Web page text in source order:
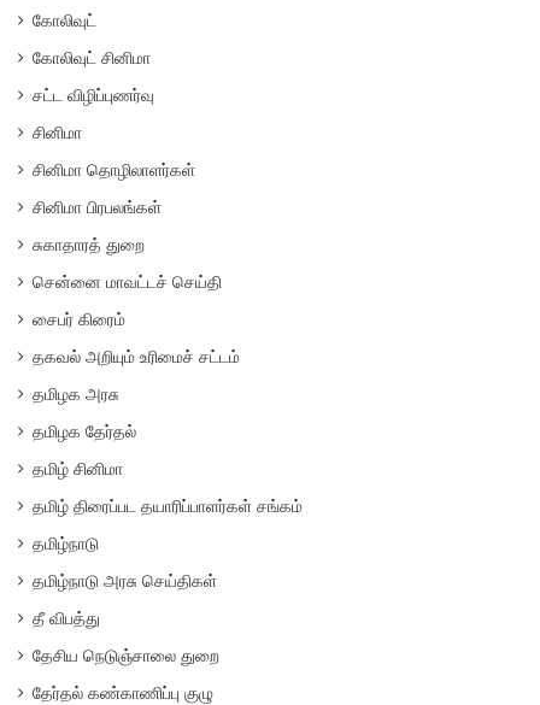
கோலிவுட்
கோலிவுட் சினிமா
சட்ட விழிப்புணர்வு
சினிமா
சினிமா தொழிலாளர்கள்
சினிமா பிரபலங்கள்
சுகாதாரத் துறை
சென்னை மாவட்டச் செய்தி
சைபர் கிரைம்
தகவல் அறியும் உரிமைச் சட்டம்
தமிழக அரசு
தமிழக தேர்தல்
தமிழ் சினிமா
தமிழ் திரைப்பட தயாரிப்பாளர்கள் சங்கம்
தமிழ்நாடு
தமிழ்நாடு அரசு செய்திகள்
தீ விபத்து
தேசிய நெடுஞ்சாலை துறை
தேர்தல் கண்காணிப்பு குழு